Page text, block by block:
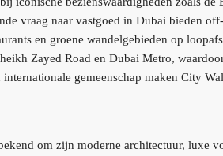
vraag naar vastgoed in Dubai bieden
en groene wandelgebieden op
Zayed Road en Dubai Metro,
gemeenschap maken City
om zijn moderne architectuur,